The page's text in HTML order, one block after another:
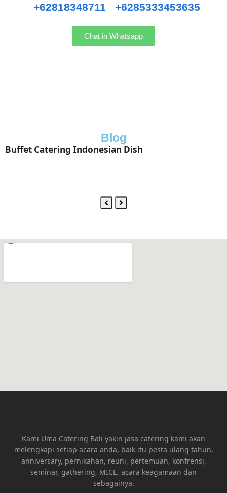
+62818348711 +6285333453635
Chat in Whatsapp
Blog
Buffet Catering Indonesian Dish
Kami Uma Catering Bali yakin jasa catering kami akan
melengkapi setiap acara anda, baik itu pesta ulang tahun,
anniversary, pernikahan, reuni, pertemuan, konfrensi,
seminar, gathering, MICE, acara keagamaan dan
sebagainya.